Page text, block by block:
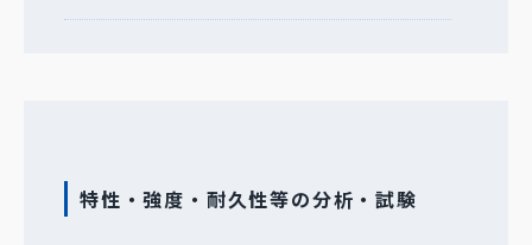
特性・強度・耐久性等の分析・試験